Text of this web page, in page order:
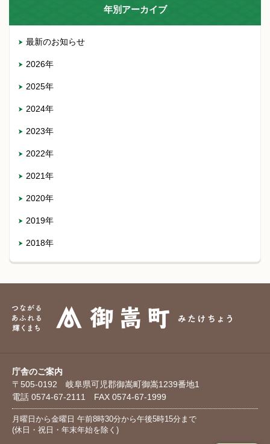
年別アーカイブ
最新のお知らせ
2026年
2025年
2024年
2023年
2022年
2021年
2020年
2019年
2018年
庁舎のご案内
〒505-0192 岐阜県可児郡御嵩町御嵩1239番地1
電話 0574-67-2111 FAX 0574-67-1999
月曜日から金曜日 午前8時30分から午後5時15分まで
(休日・祝日・年末年始を除く)